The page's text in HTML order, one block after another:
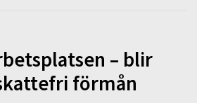
– blir
förmån